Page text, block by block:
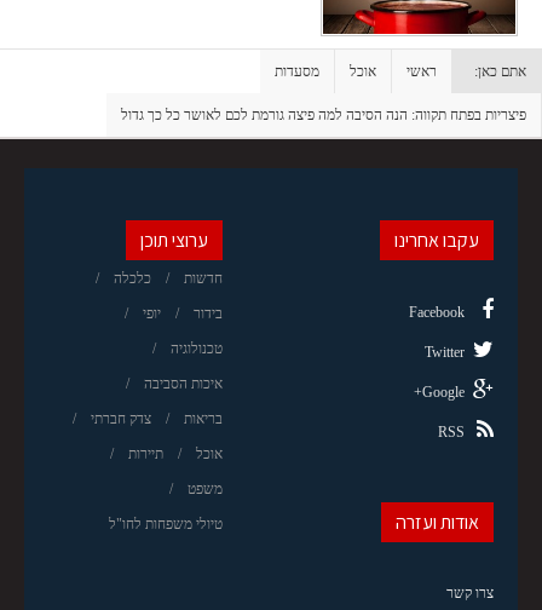
אתם כאן: ראשי אוכל מסעדות
פיצריות בפתח תקווה: הנה הסיבה למה פיצה גורמת לכם לאושר כל כך גדול
ערוצי תוכן
חדשות כלכלה
בידור יופי
טכנולוגיה
איכות הסביבה
בריאות צדק חברתי
אוכל תיירות
משפט
טיולי משפחות לחו"ל
עקבו אחרינו
Facebook
Twitter
Google+
RSS
אודות ועזרה
צרו קשר